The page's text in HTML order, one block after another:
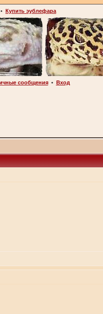
• Купить эублефара
сообщения• Вход